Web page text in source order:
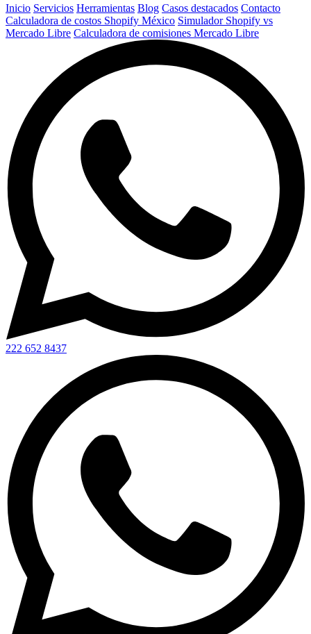
Inicio Servicios Herramientas Blog Casos destacados Contacto
Calculadora de costos Shopify México Simulador Shopify vs
Mercado Libre Calculadora de comisiones Mercado Libre
222 652 8437